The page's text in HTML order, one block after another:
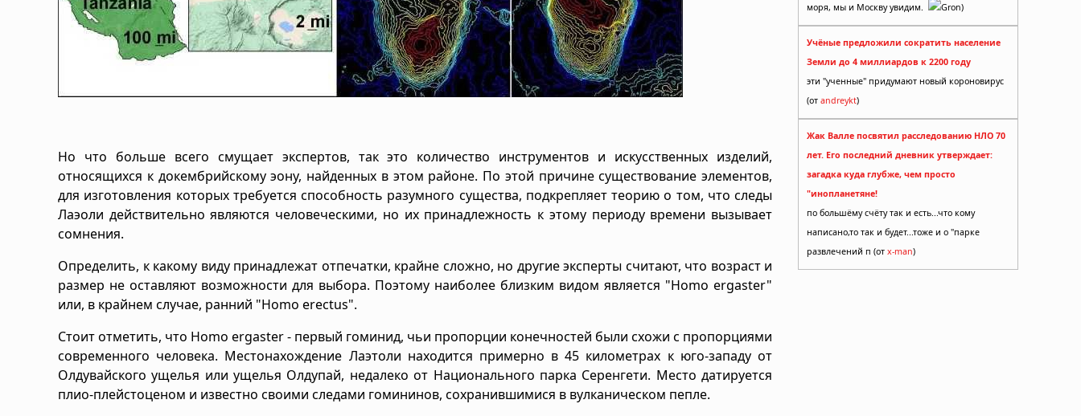
Но что больше всего смущает экспертов, так это количество инструментов и искусственных изделий,
относящихся к докембрийскому эону, найденных в этом районе. По этой причине существование элементов,
для изготовления которых требуется способность разумного существа, подкрепляет теорию о том, что следы
Лаэоли действительно являются человеческими, но их принадлежность к этому периоду времени вызывает
сомнения.
Определить, к какому виду принадлежат отпечатки, крайне сложно, но другие эксперты считают, что возраст и
размер не оставляют возможности для выбора. Поэтому наиболее близким видом является "Homo ergaster"
или, в крайнем случае, ранний "Homo erectus".
Стоит отметить, что Homo ergaster - первый гоминид, чьи пропорции конечностей были схожи с пропорциями
современного человека. Местонахождение Лаэтоли находится примерно в 45 километрах к юго-западу от
Олдувайского ущелья или ущелья Олдупай, недалеко от Национального парка Серенгети. Место датируется
плио-плейстоценом и известно своими следами гомининов, сохранившимися в вулканическом пепле.
моря, мы и Москву увидим.
Gron)
Учёные предложили сократить население
Земли до 4 миллиардов к 2200 году
эти "ученные" придумают новый короновирус
(от andreykt)
Жак Валле посвятил расследованию НЛО 70
лет. Его последний дневник утверждает:
загадка куда глубже, чем просто
"инопланетяне!
по большёму счёту так и есть...что кому
написано,то так и будет...тоже и о "парке
развлечений п (от x-man)